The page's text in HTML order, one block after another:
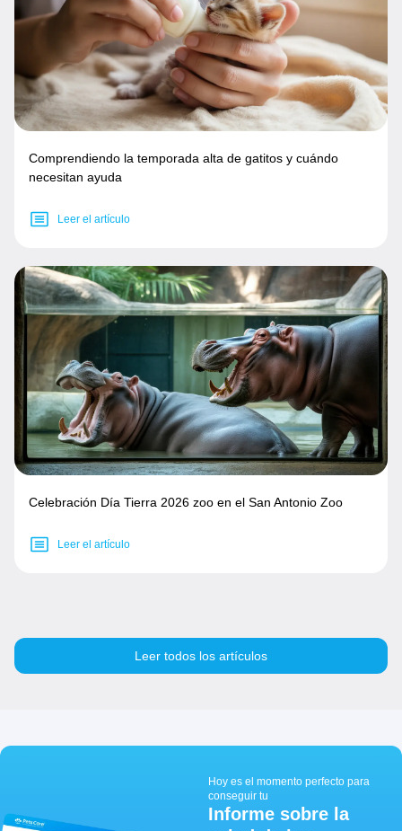
Comprendiendo la temporada alta de gatitos y cuándo
necesitan ayuda
Leer el artículo
Celebración Día Tierra 2026 zoo en el San Antonio Zoo
Leer el artículo
Leer todos los artículos
Hoy es el momento perfecto para
conseguir tu
Informe sobre la